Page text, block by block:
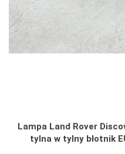
Lampa Land Rover
tylna w tylny błotnik